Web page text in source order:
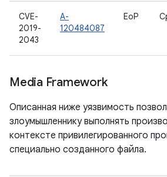
CVE-
2019-
2043
A-
120484087
EoP
Media Framework
Описанная ниже уязвимость
злоумышленнику выполнять
контексте привилегированного
специально созданного файла.